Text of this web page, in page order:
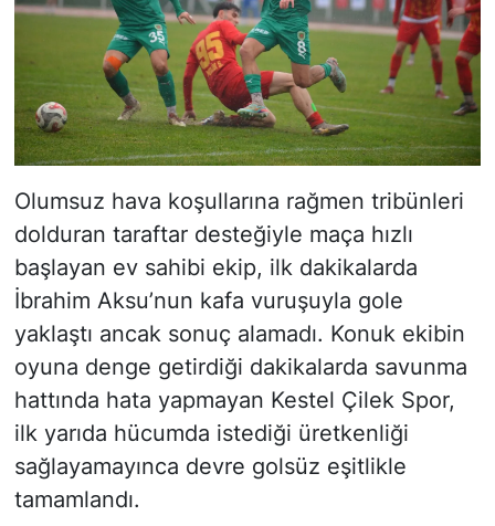
Olumsuz hava koşullarına rağmen tribünleri
dolduran taraftar desteğiyle maça hızlı
başlayan ev sahibi ekip, ilk dakikalarda
İbrahim Aksu’nun kafa vuruşuyla gole
yaklaştı ancak sonuç alamadı. Konuk ekibin
oyuna denge getirdiği dakikalarda savunma
hattında hata yapmayan Kestel Çilek Spor,
ilk yarıda hücumda istediği üretkenliği
sağlayamayınca devre golsüz eşitlikle
tamamlandı.